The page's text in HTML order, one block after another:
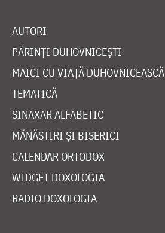
AUTORI
PĂRINȚI DUHOVNICEȘTI
MAICI CU VIAȚĂ DUHOVNICEASCĂ
TEMATICĂ
SINAXAR ALFABETIC
MĂNĂSTIRI ȘI BISERICI
CALENDAR ORTODOX
WIDGET DOXOLOGIA
RADIO DOXOLOGIA